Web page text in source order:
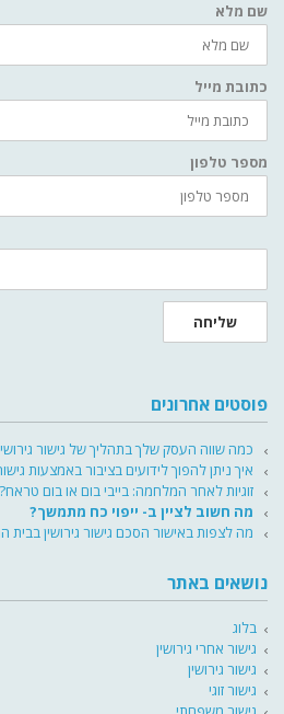
שם מלא
כתובת מייל
מספר טלפון
שליחה
פוסטים אחרונים
כמה שווה העסק שלך בתהליך של גישור
איך ניתן להפוך לידועים בציבור באמצעות גישור
זוגיות לאחר המלחמה: בייבי בום או בום טראח?
מה חשוב לציין ב- ייפוי כח מתמשך?
מה לצפות באישור הסכם גישור גירושין
נושאים באתר
בלוג
גישור אחרי גירושין
גישור גירושין
גישור זוגי